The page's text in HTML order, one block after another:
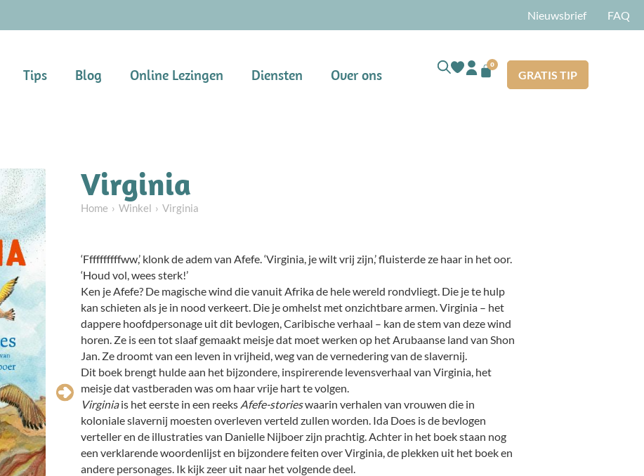
Nieuwsbrief FAQ
Tips Blog Online Lezingen Diensten Over ons
0
GRATIS TIP
Virginia
Home Winkel Virginia
‘Ffffffffffww,’ klonk de adem van Afefe. ‘Virginia, je wilt vrij zijn,’ fluisterde ze haar in het oor.
‘Houd vol, wees sterk!’
Ken je Afefe? De magische wind die vanuit Afrika de hele wereld rondvliegt. Die je te hulp
kan schieten als je in nood verkeert. Die je omhelst met onzichtbare armen. Virginia – het
dappere hoofdpersonage uit dit bevlogen, Caribische verhaal – kan de stem van deze wind
horen. Ze is een tot slaaf gemaakt meisje dat moet werken op het Arubaanse land van Shon
Jan. Ze droomt van een leven in vrijheid, weg van de vernedering van de slavernij.
Dit boek brengt hulde aan het bijzondere, inspirerende levensverhaal van Virginia, het
meisje dat vastberaden was om haar vrije hart te volgen.
Virginiais het eerste in een reeks Afefe-storieswaarin verhalen van vrouwen die in
koloniale slavernij moesten overleven verteld zullen worden. Ida Does is de bevlogen
verteller en de illustraties van Danielle Nijboer zijn prachtig. Achter in het boek staan nog
een verklarende woordenlijst en bijzondere feiten over Virginia, de plekken uit het boek en
andere personages. Ik kijk zeer uit naar het volgende deel.